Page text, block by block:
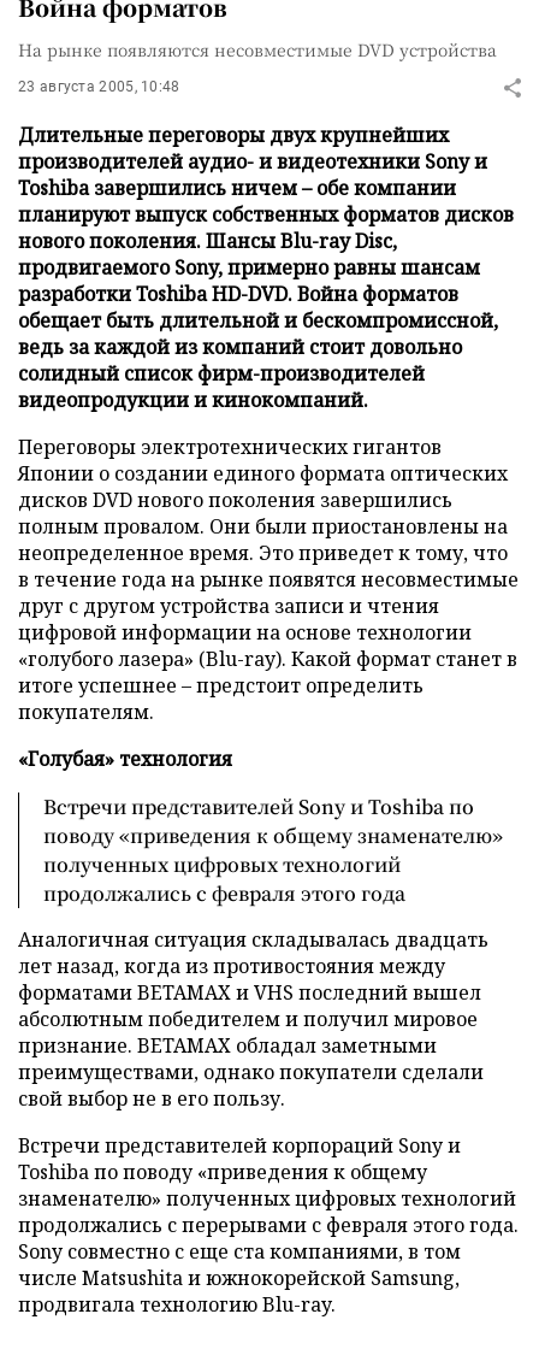
Война форматов
На рынке появляются несовместимые DVD устройства
23 августа 2005, 10:48
Длительные переговоры двух крупнейших
производителей аудио- и видеотехники Sony и
Toshiba завершились ничем – обе компании
планируют выпуск собственных форматов дисков
нового поколения. Шансы Blu-ray Disc,
продвигаемого Sony, примерно равны шансам
разработки Toshiba HD-DVD. Война форматов
обещает быть длительной и бескомпромиссной,
ведь за каждой из компаний стоит довольно
солидный список фирм-производителей
видеопродукции и кинокомпаний.
Переговоры электротехнических гигантов
Японии о создании единого формата оптических
дисков DVD нового поколения завершились
полным провалом. Они были приостановлены на
неопределенное время. Это приведет к тому, что
в течение года на рынке появятся несовместимые
друг с другом устройства записи и чтения
цифровой информации на основе технологии
«голубого лазера» (Blu-ray). Какой формат станет в
итоге успешнее – предстоит определить
покупателям.
«Голубая» технология
Встречи представителей Sony и Toshiba по
поводу «приведения к общему знаменателю»
полученных цифровых технологий
продолжались с февраля этого года
Аналогичная ситуация складывалась двадцать
лет назад, когда из противостояния между
форматами BETAMAX и VHS последний вышел
абсолютным победителем и получил мировое
признание. BETAMAX обладал заметными
преимуществами, однако покупатели сделали
свой выбор не в его пользу.
Встречи представителей корпораций Sony и
Toshiba по поводу «приведения к общему
знаменателю» полученных цифровых технологий
продолжались с перерывами с февраля этого года.
Sony совместно с еще ста компаниями, в том
числе Matsushita и южнокорейской Samsung,
продвигала технологию Blu-ray.